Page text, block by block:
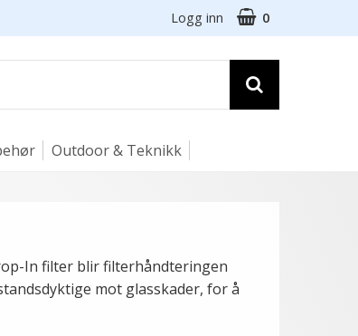
Logg inn 0
Outdoor & Teknikk
In filter blir filterhåndteringen
mot glasskader, for å